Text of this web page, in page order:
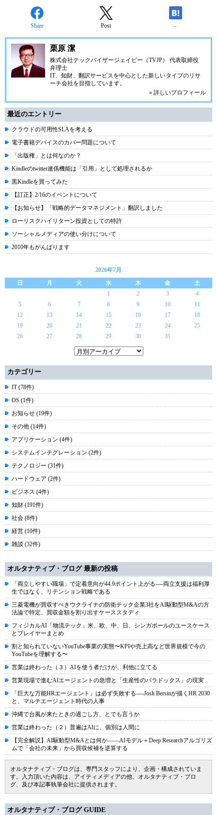
Share Post -
栗原 潔
株式会社テックバイザージェイピー（TVJP） 代表取締役
弁理士
IT、知財、翻訳サービスを中心とした新しいタイプのリサ
ーチ会社を目指しています。
» 詳しいプロフィール
最近のエントリー
クラウドの可用性SLAを考える
電子書籍デバイスのカバー問題について
「出版権」とは何なのか？
Kindleのtwitter連係機能は「引用」として処理されるか
黒Kindleを買ってみた
【訂正】2/16のイベントについて
【お知らせ】「戦略的データマネジメント」翻訳しました
ローリスクハイリターン投資としての特許
ソーシャルメディアの使い分けについて
2010年もがんばります
2026年7月
日
月 火 水 木 金
土
1
2 3
4
5
6 7 8 9 10
11
12
13 14 15 16 17
18
19
20 21 22 23 24
25
26
27 28 29 30 31
カテゴリー
IT (78件)
OS (1件)
お知らせ (19件)
その他 (14件)
アプリケーション (4件)
システムインテグレーション (2件)
テクノロジー (31件)
ハードウェア (2件)
ビジネス (4件)
知財 (191件)
社会 (8件)
経営 (10件)
雑談 (32件)
オルタナティブ・ブログ 最新の投稿
「両立しやすい職場」で定着意向が44.9ポイント上がる----両立支援は福利厚
生ではなく、リテンション戦略である
三菱電機が買収すべきウクライナの防衛テック企業3社をAI駆動型M&Aの方
法論で特定、買収金額を割り出すケーススタディ
フィジカルAI「物流テック」米、欧、中、日、シンガポールのユースケース
とプレイヤーまとめ
割と知られていないYouTube事業の実態〜KPIや売上高など世界規模で今の
YouTubeを理解する〜
営業は終わった（３）AIを使う者だけが、利他に立てる
営業現場で進むAIエージェントの急増と「生産性のパラドックス」の現実
「巨大な万能HRエージェント」は必ず失敗する----Josh Bersinが描くHR 2030
と、マルチエージェント時代の人事
沖縄で台風が来たときの過ごし方、とでも言うか
営業は終わった（２）普遍はAIに、個別は人間に
【完全解説】AI駆動型M&Aとは何か――AIモデル＋Deep Researchアルゴリズ
ムで「会社の未来」から買収候補を逆算する
オルタナティブ・ブログは、専門スタッフにより、企画・構成されていま
す。入力頂いた内容は、アイティメディアの他、オルタナティブ・ブロ
グ、及び本記事執筆会社に提供されます。
オルタナティブ・ブログ GUIDE